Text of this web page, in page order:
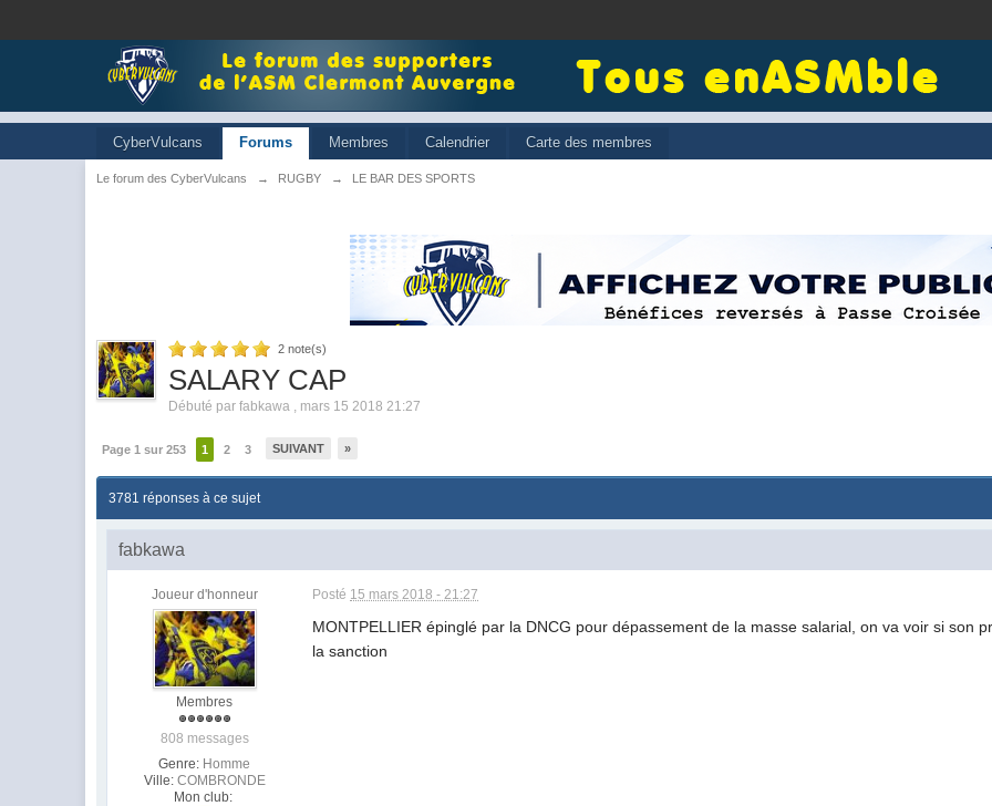
CyberVulcans Forums Membres Calendrier Carte des membres
Le forum des CyberVulcans → RUGBY → LE BAR DES SPORTS
2 note(s)
SALARY CAP
Débuté parfabkawa , mars 15 2018 21:27
Page 1 sur 253 1 2 3 SUIVANT »
3781 réponses à ce sujet
fabkawa
Joueur d'honneur
Membres
808 messages
Genre: Homme
Ville: COMBRONDE
Mon club:
Posté 15 mars 2018 - 21:27
MONTPELLIER épinglé par la DNCG pour dépassement de la masse salarial, on va voir si son
la sanction